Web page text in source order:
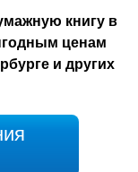
книгу в
ценам
и других